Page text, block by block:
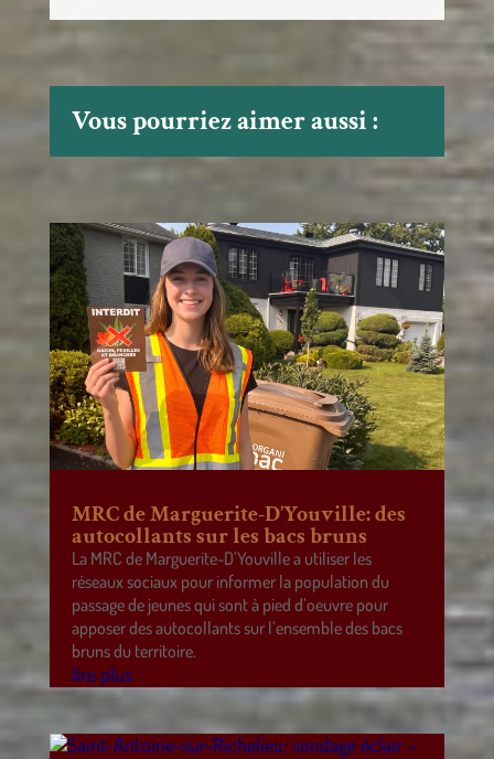
Vous pourriez aimer aussi :
MRC de Marguerite-D’Youville: des
autocollants sur les bacs bruns
La MRC de Marguerite-D’Youville a utiliser les
réseaux sociaux pour informer la population du
passage de jeunes qui sont à pied d’oeuvre pour
apposer des autocollants sur l’ensemble des bacs
bruns du territoire.
lire plus